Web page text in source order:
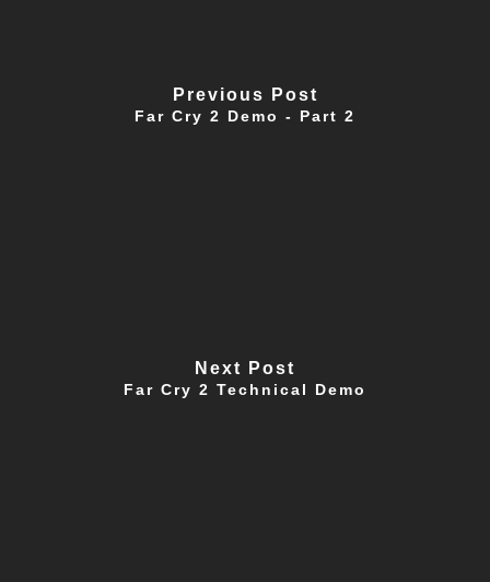
Previous Post
Far Cry 2 Demo - Part 2
Next Post
Far Cry 2 Technical Demo